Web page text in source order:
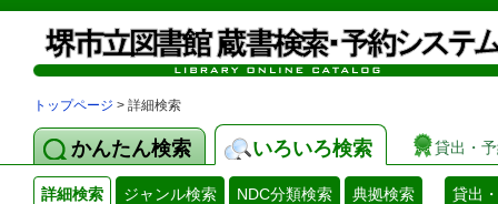
トップページ > 詳細検索
かんたん検索 いろいろ検索 貸出・
詳細検索 ジャンル検索 NDC分類検索 典拠検索 貸出